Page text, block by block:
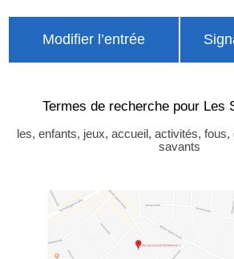
Modifier l’entrée
Termes de recherche pour Les
les, enfants, jeux, accueil, activités, fous,
savants